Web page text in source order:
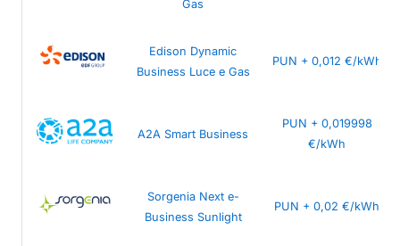
Gas
Edison Dynamic
Business Luce e Gas
PUN + 0,012 €/kWh
A2A Smart Business
PUN + 0,019998
€/kWh
Sorgenia Next e-
Business Sunlight
PUN + 0,02 €/kWh